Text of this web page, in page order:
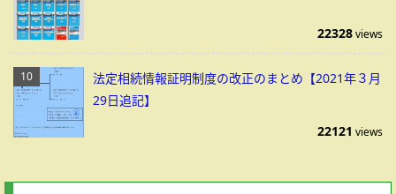
22328views
法定相続情報証明制度の改正のまとめ【2021年３月
29日追記】
22121 views